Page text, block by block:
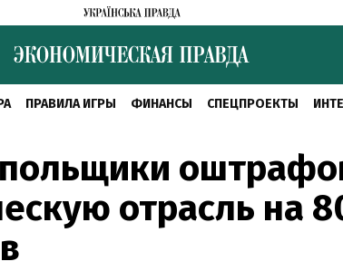
ПРАВИЛА ИГРЫ ФИНАНСЫ СПЕЦПРОЕКТЫ
отрасль на